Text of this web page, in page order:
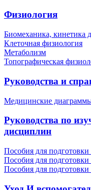
Физиология
Биомеханика, кинетика
Клеточная физиология
Метаболизм
Топографическая
Руководства и
Медицинские
Руководства по
дисциплин
Пособия для подготовки
Пособия для подготовки
Пособия для